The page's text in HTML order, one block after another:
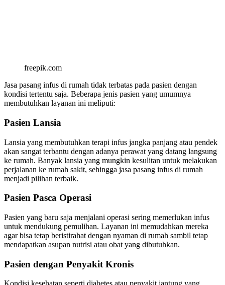
freepik.com
Jasa pasang infus di rumah tidak terbatas pada pasien dengan
kondisi tertentu saja. Beberapa jenis pasien yang umumnya
membutuhkan layanan ini meliputi:
Pasien Lansia
Lansia yang membutuhkan terapi infus jangka panjang atau pendek
akan sangat terbantu dengan adanya perawat yang datang langsung
ke rumah. Banyak lansia yang mungkin kesulitan untuk melakukan
perjalanan ke rumah sakit, sehingga jasa pasang infus di rumah
menjadi pilihan terbaik.
Pasien Pasca Operasi
Pasien yang baru saja menjalani operasi sering memerlukan infus
untuk mendukung pemulihan. Layanan ini memudahkan mereka
agar bisa tetap beristirahat dengan nyaman di rumah sambil tetap
mendapatkan asupan nutrisi atau obat yang dibutuhkan.
Pasien dengan Penyakit Kronis